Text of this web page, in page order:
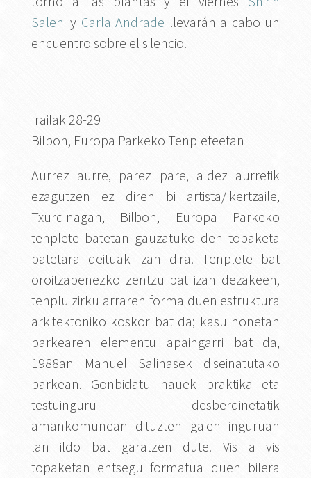
Salehi y Carla Andrade llevarán a cabo un
encuentro sobre el silencio.
Irailak 28-29
Bilbon, Europa Parkeko Tenpleteetan
Aurrez aurre, parez pare, aldez aurretik
ezagutzen ez diren bi artista/ikertzaile,
Txurdinagan, Bilbon, Europa Parkeko
tenplete batetan gauzatuko den topaketa
batetara deituak izan dira. Tenplete bat
oroitzapenezko zentzu bat izan dezakeen,
tenplu zirkularraren forma duen estruktura
arkitektoniko koskor bat da; kasu honetan
parkearen elementu apaingarri bat da,
1988an Manuel Salinasek diseinatutako
parkean. Gonbidatu hauek praktika eta
testuinguru desberdinetatik
amankomunean dituzten gaien inguruan
lan ildo bat garatzen dute. Vis a vis
topaketan entsegu formatua duen bilera